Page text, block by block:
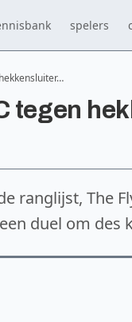
spelers
tegen
ranglijst, The
duel om des